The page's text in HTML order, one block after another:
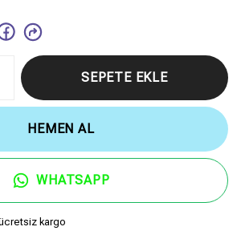
SEPETE EKLE
HEMEN AL
WHATSAPP
kargo